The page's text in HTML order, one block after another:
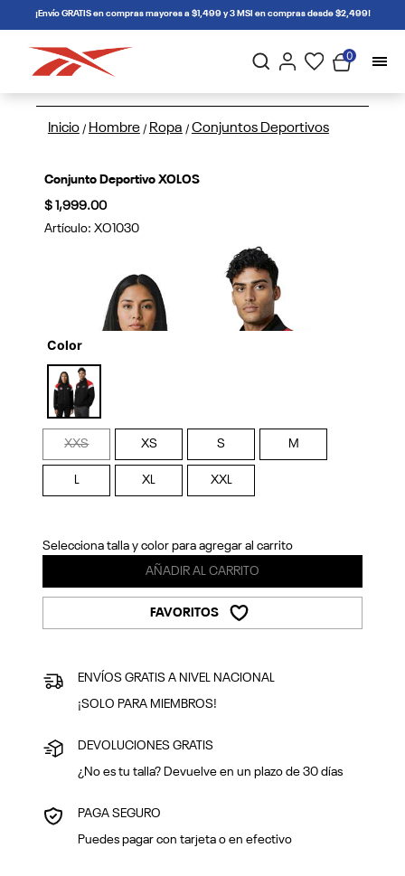
connectif¡Envío GRATIS en compras mayores a $1,499 y 3 MSI en compras desde $2,499!
0
Inicio / Hombre / Ropa / Conjuntos Deportivos
Conjunto Deportivo XOLOS
$ 1,999.00
Artículo:XO1030
Previous
Color
selected
XXS XS S M
L XL XXL
Selecciona talla y color para agregar al carrito
AÑADIR AL CARRITO
FAVORITOS
ENVÍOS GRATIS A NIVEL NACIONAL
¡SOLO PARA MIEMBROS!
DEVOLUCIONES GRATIS
¿No es tu talla? Devuelve en un plazo de 30 días
PAGA SEGURO
Puedes pagar con tarjeta o en efectivo